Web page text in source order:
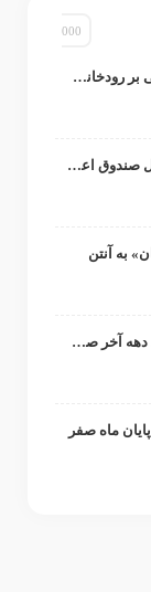
آغاز اکران آنلاین فیلم سینمایی «پلی بر رودخانه خشک» در «هاشور»
عیادت استاندار اصفهان و مدیرعامل صندوق اعتباری هنر از استاد ایرج خواجه‌امیری
به آنتن
مدیر رادیو اربعین: پوشش لحظه‌ای دهه آخر صفر از صحن آزادی تا مسیر پیاده‌روی زائران
ماه صفر